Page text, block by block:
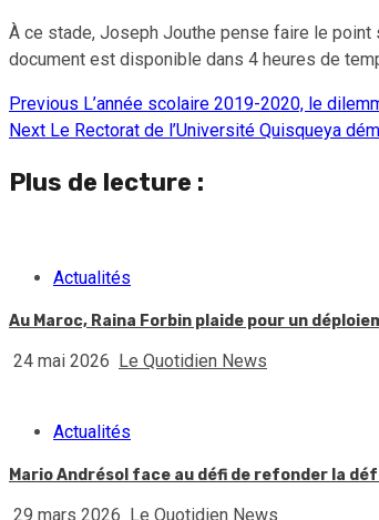
À ce stade, Joseph Jouthe pense faire le
document est disponible dans 4 heures de
Continue
Previous L’année scolaire 2019-2020, le
Next Le Rectorat de l’Université Quisqueya
Plus de lecture :
Actualités
Au Maroc, Raina Forbin plaide pour un
24 mai 2026 Le Quotidien News
Actualités
Mario Andrésol face au défi de refonder la
29 mars 2026 Le Quotidien News